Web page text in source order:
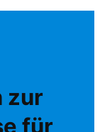
zur
für